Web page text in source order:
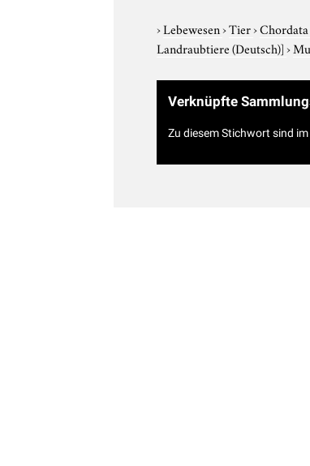
›Lebewesen›Tier›Chordata
Landraubtiere (Deutsch)]›
Verknüpfte
Zu diesem Stichwort sind